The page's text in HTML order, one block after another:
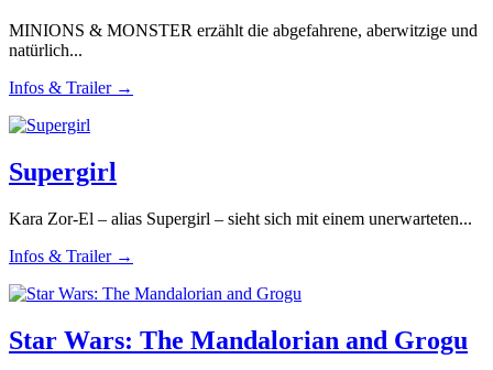
MINIONS & MONSTER erzählt die abgefahrene, aberwitzige und
natürlich...
Infos & Trailer →
Supergirl
Kara Zor-El – alias Supergirl – sieht sich mit einem unerwarteten...
Infos & Trailer →
Star Wars: The Mandalorian and Grogu